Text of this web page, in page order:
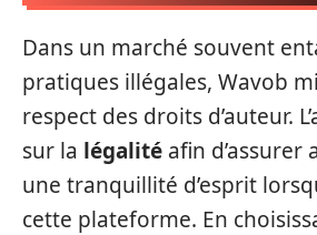
Dans un marché souvent
pratiques illégales, Wavob
respect des droits d’auteur.
sur la légalité afin
une tranquillité d’esprit
cette plateforme. En